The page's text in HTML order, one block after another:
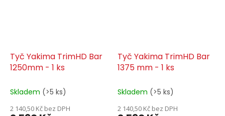
Tyč Yakima TrimHD Bar
1250mm - 1 ks
Skladem (>5 ks)
2 140,50 Kč bez DPH
Tyč Yakima TrimHD Bar
1375 mm - 1 ks
Skladem (>5 ks)
2 140,50 Kč bez DPH